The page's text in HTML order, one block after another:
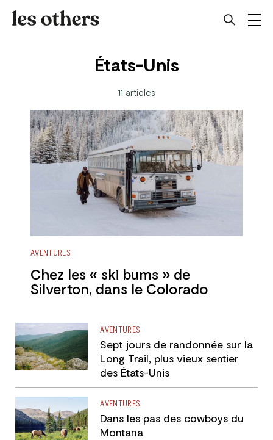
États-Unis
11 articles
AVENTURES
Chez les « ski bums » de
Silverton, dans le Colorado
AVENTURES
Sept jours de randonnée sur la
Long Trail, plus vieux sentier
des États-Unis
AVENTURES
Dans les pas des cowboys du
Montana